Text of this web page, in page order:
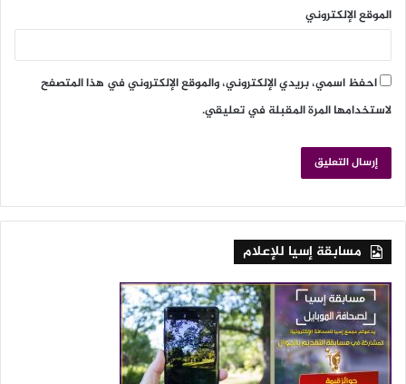
الموقع الإلكتروني
احفظ اسمي، بريدي الإلكتروني، والموقع الإلكتروني في هذا المتصفح
لاستخدامها المرة المقبلة في تعليقي.
مسابقة إسيا للإعلام